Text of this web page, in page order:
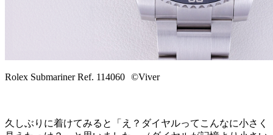
Rolex Submariner Ref. 114060 ©Viver
久しぶりに着けてみると「え？ダイヤルってこんなに小さく